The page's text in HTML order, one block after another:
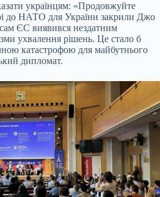
українцям: «Продовжуйте
до НАТО для України закрили Джо
ЄС виявився нездатним
ухвалення рішень. Це стало б
катастрофою для майбутнього
дипломат.